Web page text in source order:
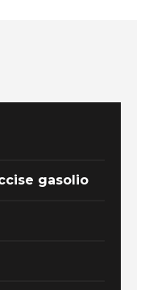
gasolio